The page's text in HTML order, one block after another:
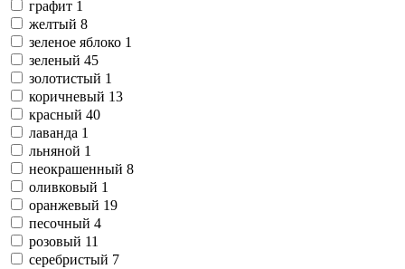
графит 1
желтый 8
зеленое яблоко 1
зеленый 45
золотистый 1
коричневый 13
красный 40
лаванда 1
льняной 1
неокрашенный 8
оливковый 1
оранжевый 19
песочный 4
розовый 11
серебристый 7